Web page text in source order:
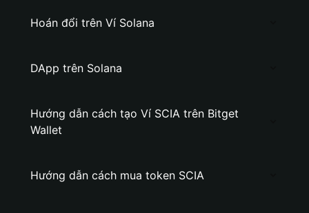
Hoán đổi trên Ví Solana
DApp trên Solana
Hướng dẫn cách tạo Ví SCIA trên Bitget
Wallet
Hướng dẫn cách mua token SCIA